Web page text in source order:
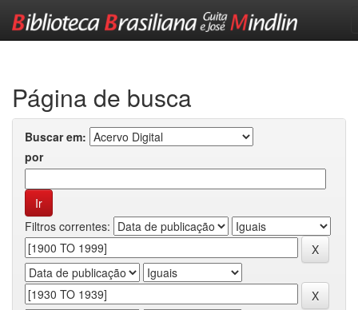
Página de busca
Buscar em:
por
Filtros correntes: